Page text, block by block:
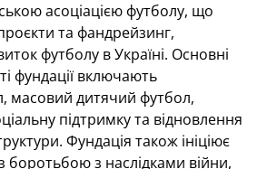
асоціацією футболу, що
та фандрейзинг,
футболу в Україні. Основні
фундації включають
масовий дитячий футбол,
підтримку та відновлення
Фундація також ініціює
боротьбою з наслідками війни,